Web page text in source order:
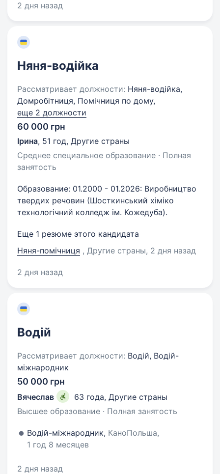
2 дня назад
Няня-водійка
Рассматривает должности: Няня-водійка,
Домробітниця, Помічниця по дому,
еще 2 должности
60 000 грн
Ірина, 51 год, Другие страны
Среднее специальное образование · Полная
занятость
Образование: 01.2000 - 01.2026: Виробництво
твердих речовин (Шосткинський хiмiко
технологічний колледж ім. Кожедуба).
Еще 1 резюме этого кандидата
Няня-помічниця , Другие страны, 2 дня назад
2 дня назад
Водій
Рассматривает должности: Водій, Водій-
міжнародник
50 000 грн
Вячеслав 63 года, Другие страны
Высшее образование · Полная занятость
Водій-міжнародник, КаноПольша,
1 год 8 месяцев
2 дня назад